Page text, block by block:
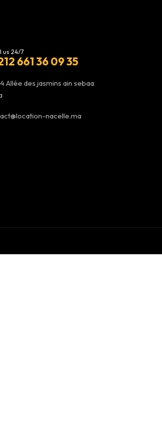
us 24/7
661 36 09 35
Allée des jasmins ain sebaa
nacelle.ma